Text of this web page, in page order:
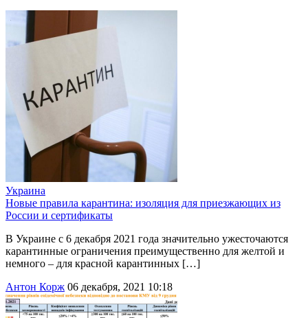
Украина
Новые правила карантина: изоляция для приезжающих из
России и сертификаты
В Украине с 6 декабря 2021 года значительно ужесточаются
карантинные ограничения преимущественно для желтой и
немного – для красной карантинных […]
Антон Корж 06 декабря, 2021 10:18